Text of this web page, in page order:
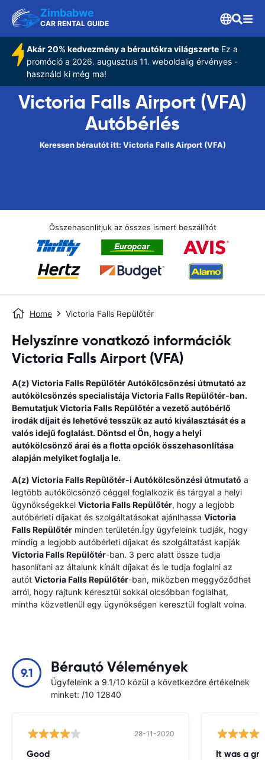
Zimbabwe
CAR RENTAL GUIDE
Akár 20% kedvezmény a bérautókra világszerteEz a
promóció a 2026. augusztus 11. weboldalig érvényes -
használd ki még ma!
Victoria Falls Airport (VFA)
Autóbérlés
Keressen bérautót itt: Victoria Falls Airport (VFA)
Összehasonlítjuk az összes ismert beszállítót
Home Victoria Falls Repülőtér
Helyszínre vonatkozó információk
Victoria Falls Airport (VFA)
A(z) Victoria Falls RepülőtérAutókölcsönzési útmutató az
autókölcsönzés specialistájaVictoria Falls Repülőtér-ban.
BemutatjukVictoria Falls Repülőtéra vezető autóbérlő
irodák díjait és lehetővé tesszük az autó kiválasztását és a
valós idejű foglalást. Döntsd el Ön, hogy a helyi
autókölcsönző árai és a flotta opciók összehasonlítása
alapján melyiket foglalja le.
A(z) Victoria Falls Repülőtér-i Autókölcsönzési útmutató a
legtöbb autókölcsönző céggel foglalkozik és tárgyal a helyi
ügynökségekkel Victoria Falls Repülőtér, hogy a legjobb
autóbérleti díjakat és szolgáltatásokat ajánlhassa Victoria
Falls Repülőtér minden területén.Így ügyfeleink tudják, hogy
mindig a legjobb autóbérleti díjakat és szolgáltatást kapják
Victoria Falls Repülőtér-ban. 3 perc alatt össze tudja
hasonlítani az általunk kínált díjakat és le tudja foglalni az
autót Victoria Falls Repülőtér-ban, miközben meggyőződhet
arról, hogy rajtunk keresztül sokkal olcsóbban foglalhat,
mintha közvetlenül egy ügynökségen keresztül foglalt volna.
9.1 Bérautó Vélemények
Ügyfeleink a 9.1/10 közül a következőre értékelnek
minket: /10 12840
28-11-2020
Good